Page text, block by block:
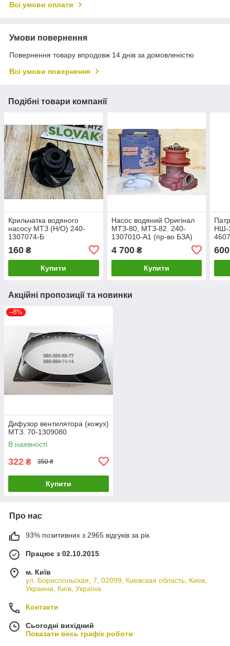
Всі умови оплати
Умови повернення
Повернення товару впродовж 14 днів за домовленістю
Всі умови повернення
Подібні товари компанії
Крильчатка водяного
насосу МТЗ (Н/О) 240-
1307074-Б
160 ₴
Купити
Насос водяний Оригінал
МТЗ-80, МТЗ-82. 240-
1307010-А1 (пр-во БЗА)
(Помпа Д-240) Оригинал
Р.Б
4 700₴
Купити
НШ-
600
Акційні пропозиції та новинки
–8%
Дифузор вентилятора (кожух)
МТЗ. 70-1309080
В наявності
322 ₴ 350 ₴
Купити
Про нас
93% позитивних з 2965 відгуків за рік
Працює з 02.10.2015
м. Київ
ул. Бориспольская, 7, 02099, Киевская область, Киев,
Украина, Київ, Україна
Контакти
Сьогодні вихідний
Показати весь графік роботи